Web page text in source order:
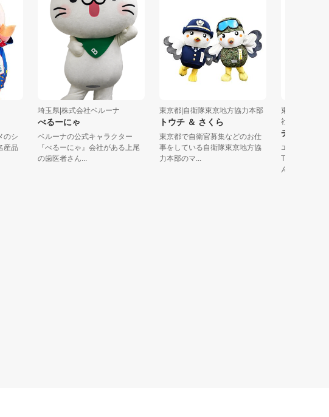
埼玉県|株式会社ベルーナ
べるーにゃ
ベルーナの公式キャラクター
『べるーにゃ』会社がある上尾
の歯医者さん...
東京都|自衛隊東京地方協力本部
トウチ ＆ さくら
東京都で自衛官募集などのお仕
事をしている自衛隊東京地方協
力本部のマ...
東京都|エヌエヌ生
チューブくん
エヌエヌ生命の研
Tube」に住んでる